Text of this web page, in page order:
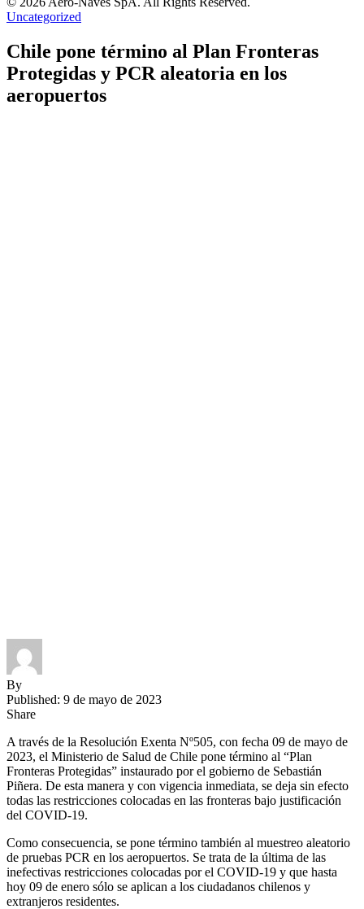
Uncategorized
Chile pone término al Plan Fronteras
Protegidas y PCR aleatoria en los
aeropuertos
By
Published: 9 de mayo de 2023
Share
A través de la Resolución Exenta Nº505, con fecha 09 de mayo de
2023, el Ministerio de Salud de Chile pone término al “Plan
Fronteras Protegidas” instaurado por el gobierno de Sebastián
Piñera. De esta manera y con vigencia inmediata, se deja sin efecto
todas las restricciones colocadas en las fronteras bajo justificación
del COVID-19.
Como consecuencia, se pone término también al muestreo aleatorio
de pruebas PCR en los aeropuertos. Se trata de la última de las
inefectivas restricciones colocadas por el COVID-19 y que hasta
hoy 09 de enero sólo se aplican a los ciudadanos chilenos y
extranjeros residentes.